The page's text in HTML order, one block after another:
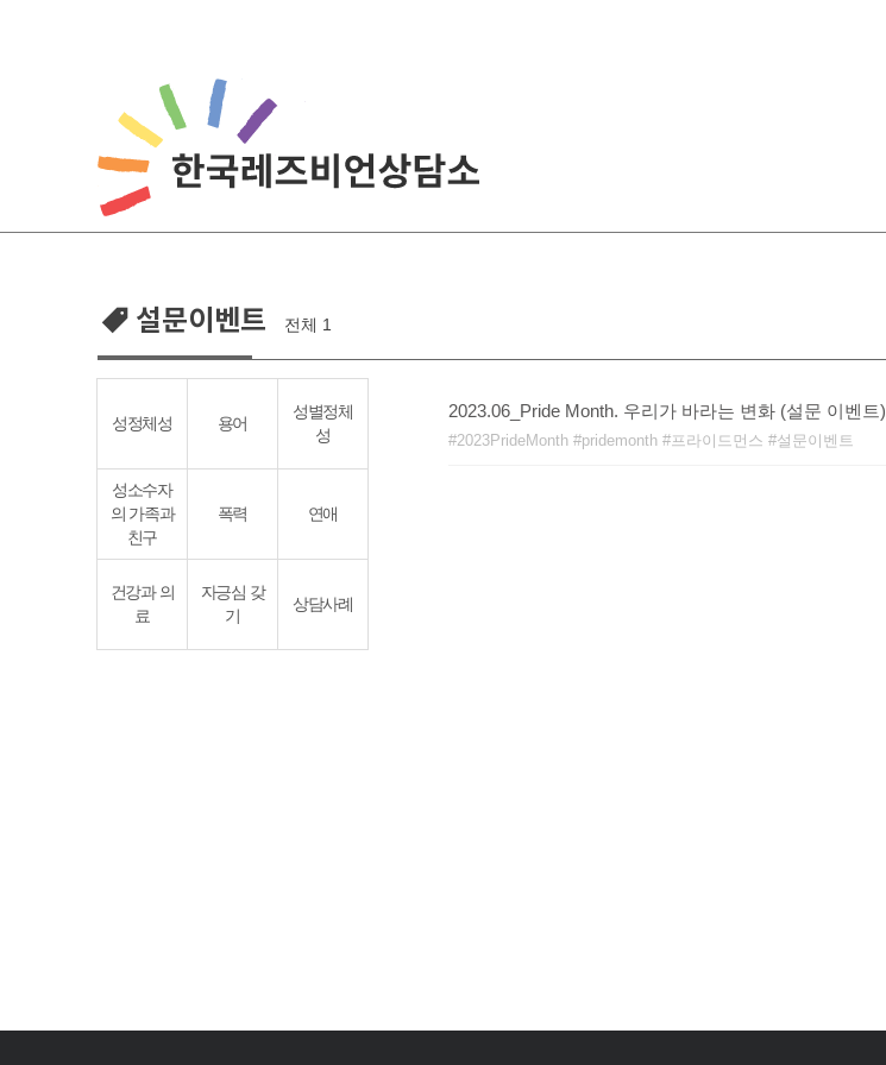
설문이벤트 전체 1
성정체성 용어
성별정체
성
성소수자
의 가족과
친구
폭력 연애
건강과 의
료
자긍심 갖
기
상담사례
2023.06_Pride Month. 우리가 바라는 변화 (설문 이벤트)
2023PrideMonth pridemonth 프라이드먼스 설문이벤트